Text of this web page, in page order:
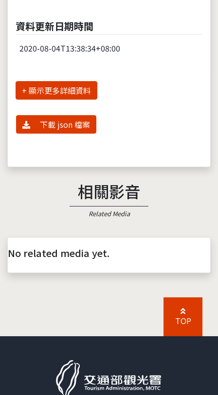
資料更新日期時間
2020-08-04T13:38:34+08:00
詳細資料
下載 json 檔案
相關影音
Related Media
No related media yet.
TOP